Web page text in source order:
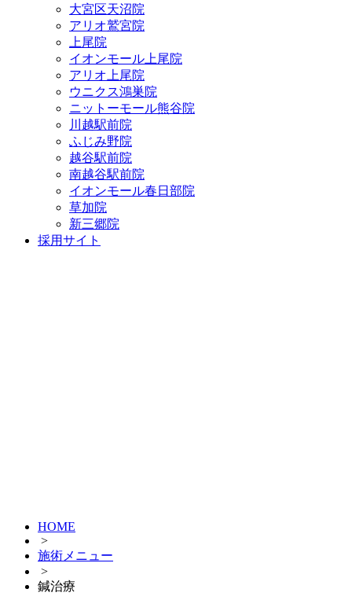
大宮区天沼院
アリオ鷲宮院
上尾院
イオンモール上尾院
アリオ上尾院
ウニクス鴻巣院
ニットーモール熊谷院
川越駅前院
ふじみ野院
越谷駅前院
南越谷駅前院
イオンモール春日部院
草加院
新三郷院
採用サイト
HOME
>
施術メニュー
>
鍼治療